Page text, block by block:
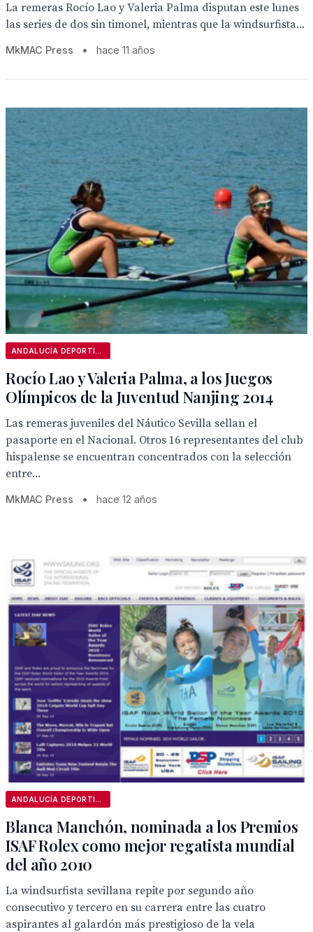
La remeras Rocío Lao y Valeria Palma disputan este lunes
las series de dos sin timonel, mientras que la windsurfista...
MkMAC Press • hace 11 años
Rocío Lao y Valeria Palma, a los Juegos
Olímpicos de la Juventud Nanjing 2014
Las remeras juveniles del Náutico Sevilla sellan el
pasaporte en el Nacional. Otros 16 representantes del club
hispalense se encuentran concentrados con la selección
entre...
MkMAC Press • hace 12 años
Blanca Manchón, nominada a los Premios
ISAF Rolex como mejor regatista mundial
del año 2010
La windsurfista sevillana repite por segundo año
consecutivo y tercero en su carrera entre las cuatro
aspirantes al galardón más prestigioso de la vela